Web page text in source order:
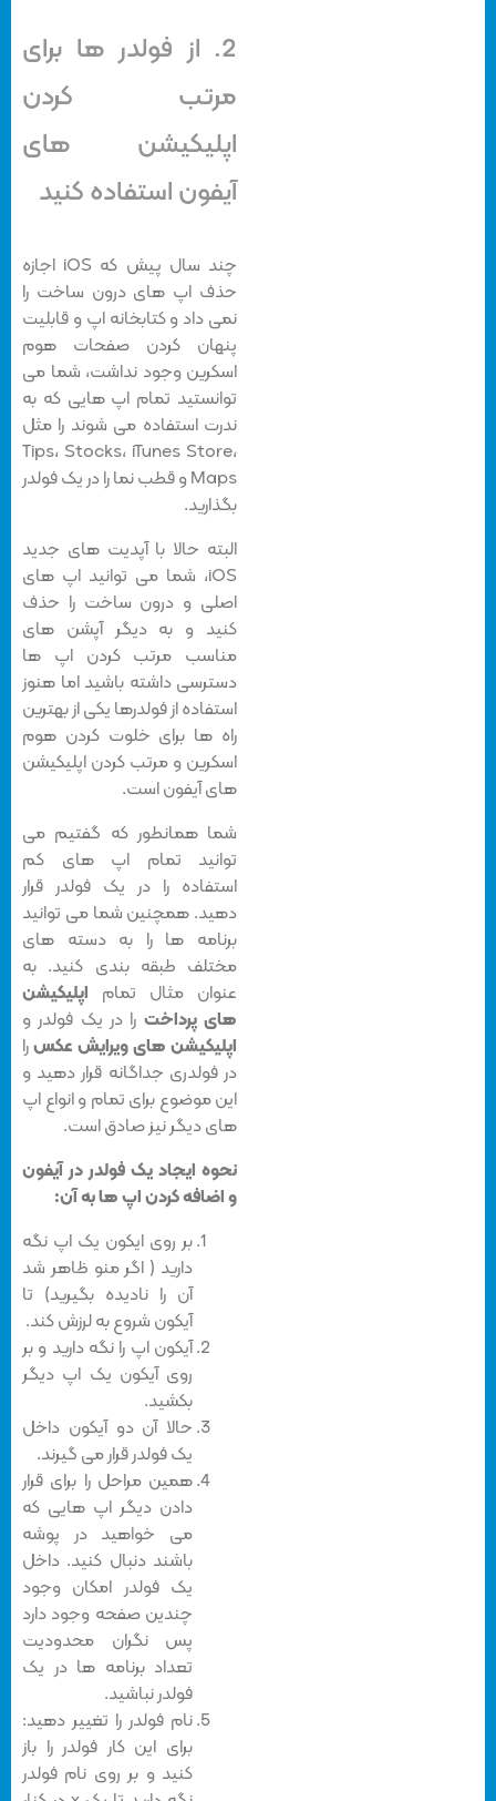
2. از فولدر ها برای
مرتب کردن
اپلیکیشن های
آیفون استفاده کنید
چند سال پیش که iOS اجازه
حذف اپ های درون ساخت را
نمی داد و کتابخانه اپ و قابلیت
پنهان کردن صفحات هوم
اسکرین وجود نداشت، شما می
توانستید تمام اپ هایی که به
ندرت استفاده می شوند را مثل
Tips، Stocks، iTunes Store،
Maps و قطب نما را در یک فولدر
بگذارید.
البته حالا با آپدیت های جدید
iOS، شما می توانید اپ های
اصلی و درون ساخت را حذف
کنید و به دیگر آپشن های
مناسب مرتب کردن اپ ها
دسترسی داشته باشید اما هنوز
استفاده از فولدرها یکی از بهترین
راه ها برای خلوت کردن هوم
اسکرین و مرتب کردن اپلیکیشن
های آیفون است.
شما همانطور که گفتیم می
توانید تمام اپ های کم
استفاده را در یک فولدر قرار
دهید. همچنین شما می توانید
برنامه ها را به دسته های
مختلف طبقه بندی کنید. به
عنوان مثال تماماپلیکیشن
های پرداخترا در یک فولدر و
اپلیکیشن های ویرایش عکسرا
در فولدری جداگانه قرار دهید و
این موضوع برای تمام و انواع اپ
های دیگر نیز صادق است.
نحوه ایجاد یک فولدر در آیفون
و اضافه کردن اپ ها به آن:
بر روی ایکون یک اپ نگه
دارید ( اگر منو ظاهر شد
آن را نادیده بگیرید) تا
آیکون شروع به لرزش کند.
آیکون اپ را نگه دارید و بر
روی آیکون یک اپ دیگر
بکشید.
حالا آن دو آیکون داخل
یک فولدر قرار می گیرند.
همین مراحل را برای قرار
دادن دیگر اپ هایی که
می خواهید در پوشه
باشند دنبال کنید. داخل
یک فولدر امکان وجود
چندین صفحه وجود دارد
پس نگران محدودیت
تعداد برنامه ها در یک
فولدر نباشید.
نام فولدر را تغییر دهید:
برای این کار فولدر را باز
کنید و بر روی نام فولدر